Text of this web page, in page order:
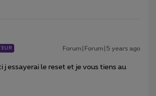
Forum|Forum|5 years ago
j essayerai le reset et je vous tiens au